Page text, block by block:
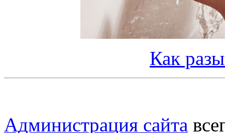
Как
Администрация сайта